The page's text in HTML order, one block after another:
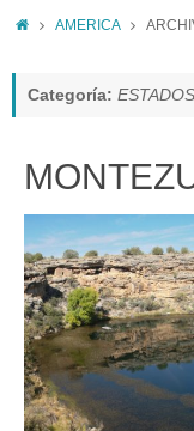
AMERICA
Categoría: